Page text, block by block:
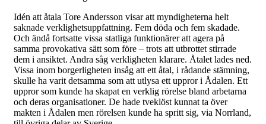
Idén att åtala Tore Andersson visar att myndigheterna helt
saknade verklighetsuppfattning. Fem döda och fem skadade.
Och ändå fortsatte vissa statliga funktionärer att agera på
samma provokativa sätt som före – trots att utbrottet stirrade
dem i ansiktet. Andra såg verkligheten klarare. Åtalet lades ned.
Vissa inom borgerligheten insåg att ett åtal, i rådande stämning,
skulle ha varit detsamma som att utlysa ett uppror i Ådalen. Ett
uppror som kunde ha skapat en verklig rörelse bland arbetarna
och deras organisationer. De hade tveklöst kunnat ta över
makten i Ådalen men rörelsen kunde ha spritt sig, via Norrland,